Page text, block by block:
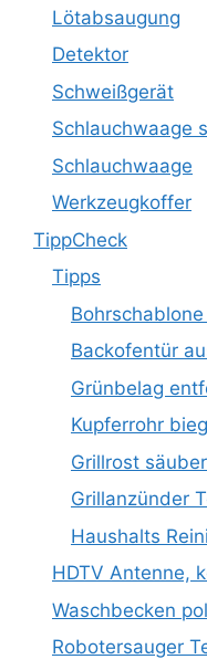
Lötabsaugung
Detektor
Schweißgerät
Schlauchwaage
Schlauchwaage
Werkzeugkoffer
TippCheck
Tipps
Backofentür
Grünbelag
Kupferrohr
Grillrost
Grillanzünder
Haushalts
HDTV Antenne,
Waschbecken
Robotersauger